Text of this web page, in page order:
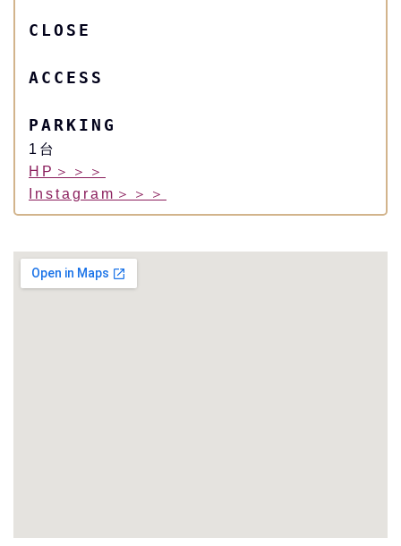
CLOSE
ACCESS
PARKING
1台
HP＞＞＞
Instagram＞＞＞